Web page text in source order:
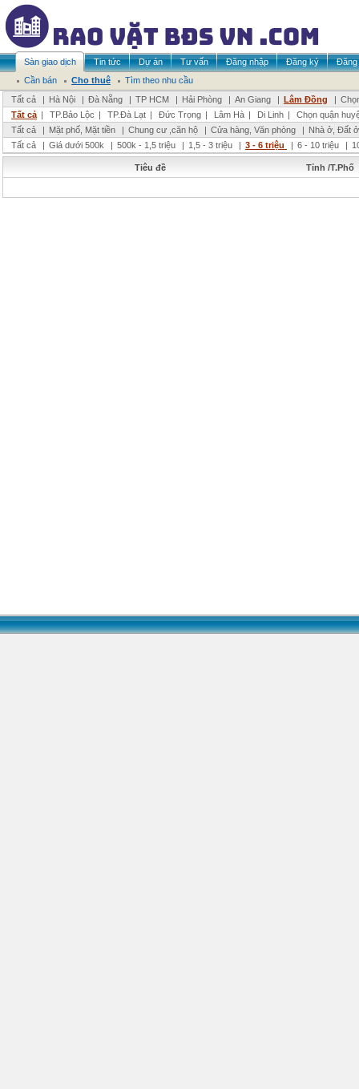
Sàn giao dịch Tin tức Dự án Tư vấn Đăng nhập Đăng ký
Đăng
Cần bán
Cho thuê
Tìm theo nhu cầu
Tất cả
| Hà Nội | Đà Nẵng | TP HCM | Hải Phòng | An Giang | Lâm Đồng |
Tất cả | TP.Bảo Lộc | TP.Đà Lạt | Đức Trọng | Lâm Hà | Di Linh |
Chọn quận
Tất cả
| Mặt phố, Mặt tiền | Chung cư ,căn hộ | Cửa hàng, Văn phòng | Nhà ở, Đất ở
Tất cả
| Giá dưới 500k | 500k - 1,5 triệu | 1,5 - 3 triệu | 3 - 6 triệu | 6 - 10 triệu |
Tiêu đề Tỉnh /T.Phố